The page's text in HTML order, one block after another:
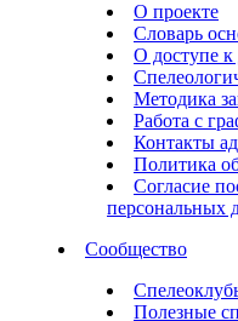
О проекте
Словарь
О доступе
Методика
Работа с
Контакты
Политика
Согласие
персональных
Сообщество
Полезные